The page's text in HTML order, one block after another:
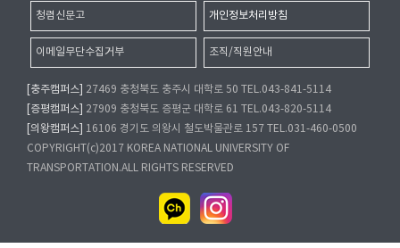
청렴신문고 개인정보처리방침
이메일무단수집거부 조직/직원안내
[충주캠퍼스]
27469 충청북도 충주시 대학로 50 TEL.043-841-5114
[증평캠퍼스]
27909 충청북도 증평군 대학로 61 TEL.043-820-5114
[의왕캠퍼스]
16106 경기도 의왕시 철도박물관로 157 TEL.031-460-0500
COPYRIGHT(c)2017 KOREA NATIONAL UNIVERSITY OF
TRANSPORTATION.ALL RIGHTS RESERVED